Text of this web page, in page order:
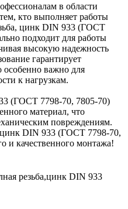
в области
кто выполняет работы
цинк DIN 933 (ГОСТ
подходит для работы
высокую надежность
гарантирует
особенно важно для
к нагрузкам.
(ГОСТ 7798-70, 7805-70)
материал, что
повреждениям.
цинк DIN 933 (ГОСТ 7798-70,
и качественного монтажа!
резьба,цинк DIN 933